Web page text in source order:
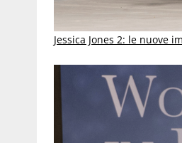
Jessica Jones 2: le nuove